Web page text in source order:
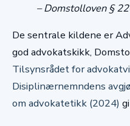
– Domstolloven §
De sentrale kildene er
god advokatskikk,
Tilsynsrådet for
Disiplinærnemndens
om advokatetikk (2024)